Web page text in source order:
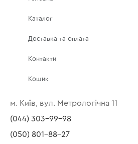
Каталог
Доставка та оплата
Контакти
Кошик
м. Київ, вул. Метрологічна 11
(044) 303-99-98
(050) 801-88-27